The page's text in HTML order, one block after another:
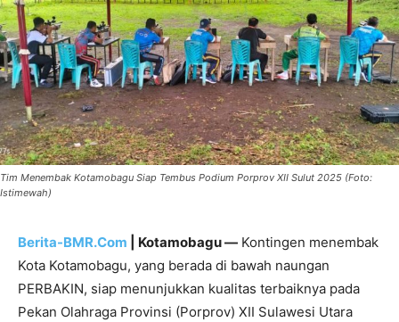
Tim Menembak Kotamobagu Siap Tembus Podium Porprov XII Sulut 2025 (Foto:
Istimewah)
Berita-BMR.Com | Kotamobagu — Kontingen menembak
Kota Kotamobagu, yang berada di bawah naungan
PERBAKIN, siap menunjukkan kualitas terbaiknya pada
Pekan Olahraga Provinsi (Porprov) XII Sulawesi Utara